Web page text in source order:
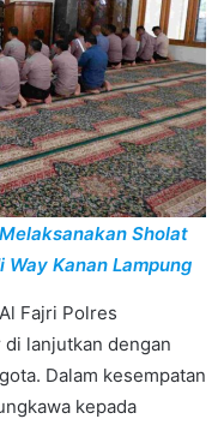
Sholat
Kanan Lampung
Fajri Polres
lanjutkan dengan
Dalam kesempatan
kepada